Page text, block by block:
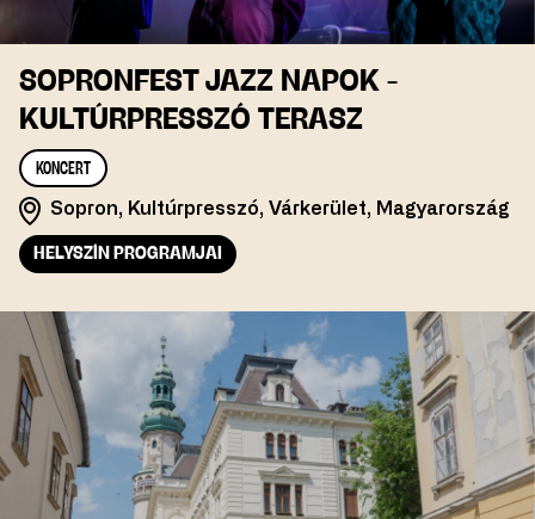
SOPRONFEST JAZZ NAPOK -
KULTÚRPRESSZÓ TERASZ
KONCERT
Sopron, Kultúrpresszó, Várkerület, Magyarország
HELYSZÍN PROGRAMJAI